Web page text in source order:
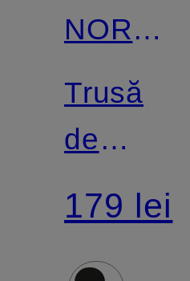
NORTH
FACE
Trusă
de
cosmetice
179 lei